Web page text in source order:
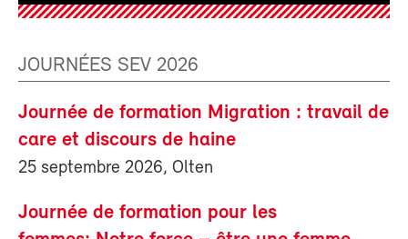
JOURNÉES SEV 2026
Journée de formation Migration : travail de
care et discours de haine
25 septembre 2026, Olten
Journée de formation pour les